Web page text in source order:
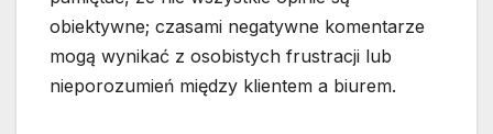
obiektywne; czasami negatywne komentarze
mogą wynikać z osobistych frustracji lub
nieporozumień między klientem a biurem.